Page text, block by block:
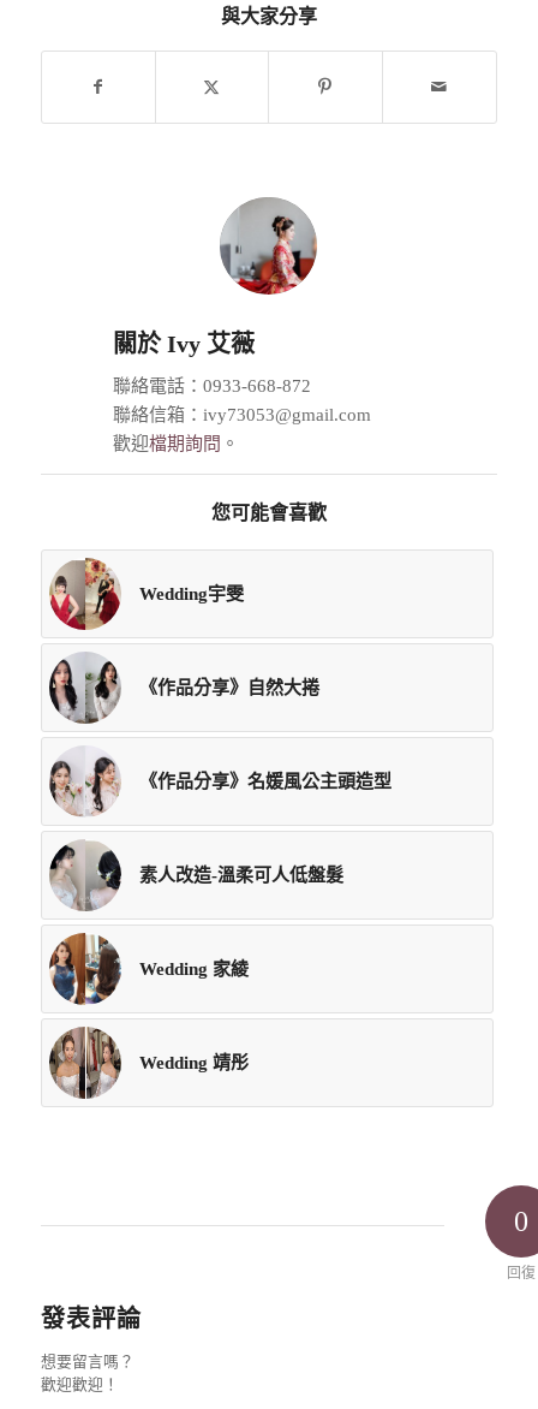
與大家分享
關於Ivy 艾薇
聯絡電話：0933-668-872
聯絡信箱：ivy73053@gmail.com
歡迎檔期詢問 。
您可能會喜歡
Wedding宇雯
《作品分享》自然大捲
《作品分享》名媛風公主頭造型
素人改造-溫柔可人低盤髮
Wedding 家綾
Wedding 靖彤
0
回復
發表評論
想要留言嗎？
歡迎歡迎！